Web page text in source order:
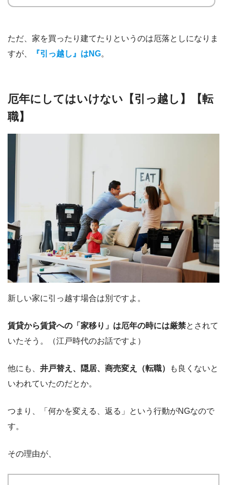
ただ、家を買ったり建てたりというのは厄落としになりま
すが、
『引 っ越し』はNG。
厄年にしてはいけない【引っ越し】【転
職】
新しい家に引っ越す場合は別ですよ。
賃貸から賃貸への「家移り」は厄年の時には厳禁とされて
いたそう。（江戸時代のお話ですよ）
他にも、 井戸替え、隠居、商売変え（転職）
も良くないと
いわれていたのだとか。
つまり、「何かを変える、返る」という行動がNGなので
す。
その理由が、